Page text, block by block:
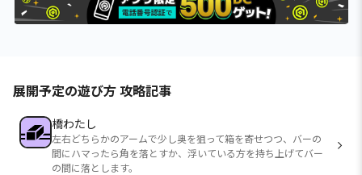
展開予定の遊び方 攻略記事
橋わたし
左右どちらかのアームで少し奥を狙って箱を寄せつつ、バーの
間にハマったら角を落とすか、浮いている方を持ち上げてバー
の間に落とします。